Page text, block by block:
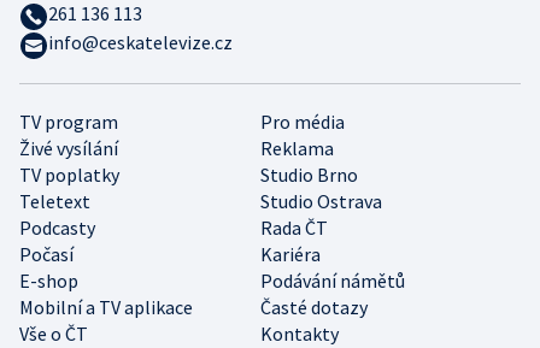
TV program
Pro média
Živé vysílání
Reklama
TV poplatky
Studio Brno
Teletext
Studio Ostrava
Podcasty
Rada ČT
Počasí
Kariéra
E-shop
Podávání námětů
Mobilní a TV aplikace
Časté dotazy
Vše o ČT
Kontakty
261 136 113
info@ceskatelevize.cz